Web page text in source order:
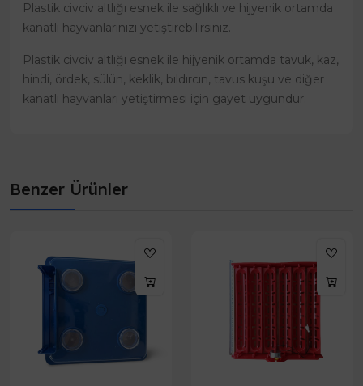
Plastik civciv altlığı esnek ile sağlıklı ve hijyenik ortamda
kanatlı hayvanlarınızı yetiştirebilirsiniz.
Plastik civciv altlığı esnek ile hijyenik ortamda tavuk, kaz,
hindi, ördek, sülün, keklik, bıldırcın, tavus kuşu ve diğer
kanatlı hayvanları yetiştirmesi için gayet uygundur.
Benzer Ürünler